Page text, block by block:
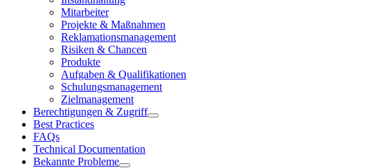
Mitarbeiter
Projekte & Maßnahmen
Reklamationsmanagement
Risiken & Chancen
Produkte
Aufgaben & Qualifikationen
Schulungsmanagement
Zielmanagement
Berechtigungen & Zugriff
Best Practices
FAQs
Technical Documentation
Bekannte Probleme